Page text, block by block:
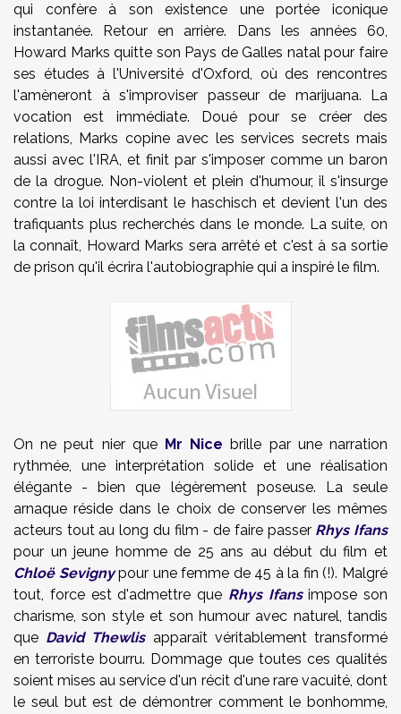
qui confère à son existence une portée iconique
instantanée. Retour en arrière. Dans les années 60,
Howard Marks quitte son Pays de Galles natal pour faire
ses études à l'Université d'Oxford, où des rencontres
l'amèneront à s'improviser passeur de marijuana. La
vocation est immédiate. Doué pour se créer des
relations, Marks copine avec les services secrets mais
aussi avec l'IRA, et finit par s'imposer comme un baron
de la drogue. Non-violent et plein d'humour, il s'insurge
contre la loi interdisant le haschisch et devient l'un des
trafiquants plus recherchés dans le monde. La suite, on
la connaît, Howard Marks sera arrêté et c'est à sa sortie
de prison qu'il écrira l'autobiographie qui a inspiré le film.
On ne peut nier que Mr Nice brille par une narration
rythmée, une interprétation solide et une réalisation
élégante - bien que légèrement poseuse. La seule
arnaque réside dans le choix de conserver les mêmes
acteurs tout au long du film - de faire passer Rhys Ifans
pour un jeune homme de 25 ans au début du film et
Chloë Sevignypour une femme de 45 à la fin (!). Malgré
tout, force est d'admettre que Rhys Ifansimpose son
charisme, son style et son humour avec naturel, tandis
que David Thewlisapparaît véritablement transformé
en terroriste bourru. Dommage que toutes ces qualités
soient mises au service d'un récit d'une rare vacuité, dont
le seul but est de démontrer comment le bonhomme,